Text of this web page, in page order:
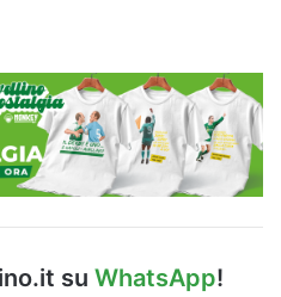
su WhatsApp!